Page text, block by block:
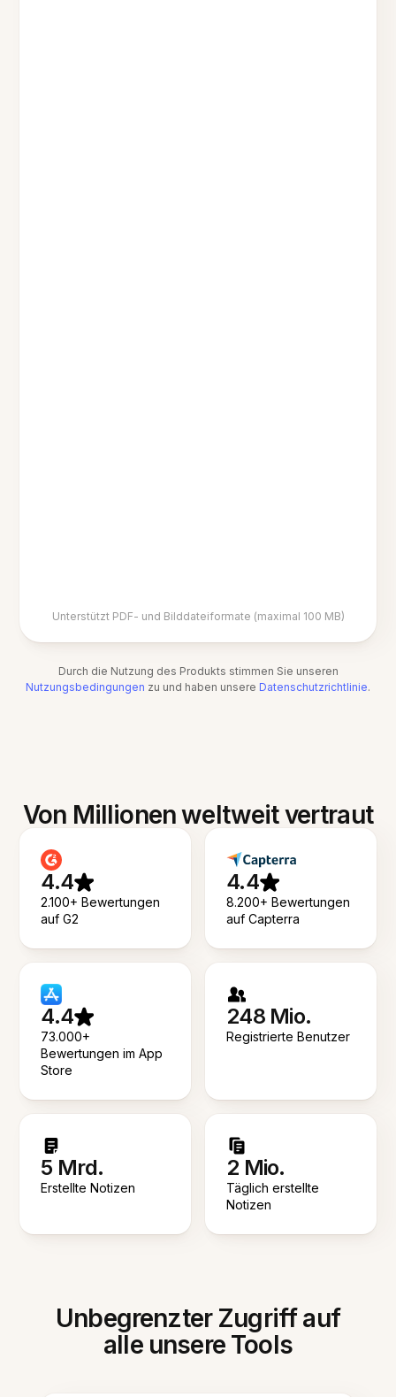
Unterstützt PDF- und Bilddateiformate (maximal 100 MB)
Durch die Nutzung des Produkts stimmen Sie unseren
Nutzungsbedingungen zu und haben unsere Datenschutzrichtlinie.
Von Millionen weltweit vertraut
4.4
2.100+ Bewertungen
auf G2
4.4
8.200+ Bewertungen
auf Capterra
4.4
73.000+
Bewertungen im App
Store
248 Mio.
Registrierte Benutzer
5 Mrd.
Erstellte Notizen
2 Mio.
Täglich erstellte
Notizen
Unbegrenzter Zugriff auf
alle unsere Tools